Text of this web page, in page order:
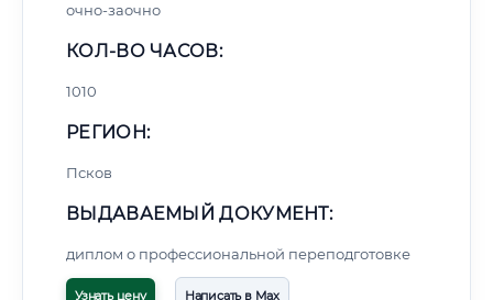
очно-заочно
КОЛ-ВО ЧАСОВ:
1010
РЕГИОН:
Псков
ВЫДАВАЕМЫЙ ДОКУМЕНТ:
диплом о профессиональной переподготовке
Узнать цену Написать в Max